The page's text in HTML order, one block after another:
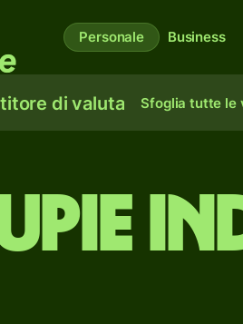
Personale Business
di valuta Sfoglia tutte le